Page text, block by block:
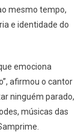
mesmo tempo,
e identidade do
emociona
afirmou o cantor
ninguém parado,
músicas das